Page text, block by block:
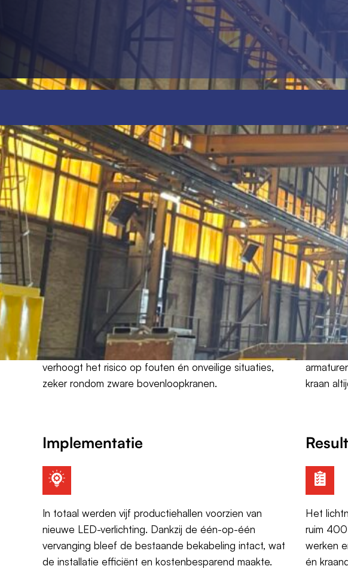
Lichtoplossingenop maat voor
IJssel
Uitdagingen
In de productiehallen van Hollandia zorgden oude
400W HPI-klokarmaturen voor een te laag
lichtniveau, in sommige hallen slechts 80 lux.
Onvoldoende licht in een staalproductieomgeving
verhoogt het risico op fouten én onveilige situaties,
zeker rondom zware bovenloopkranen.
(24m)
kraan
Implementatie
In totaal werden vijf productiehallen voorzien van
nieuwe LED-verlichting. Dankzij de één-op-één
vervanging bleef de bestaande bekabeling intact, wat
de installatie efficiënt en kostenbesparend maakte.
Het
ruim 400
werken
én